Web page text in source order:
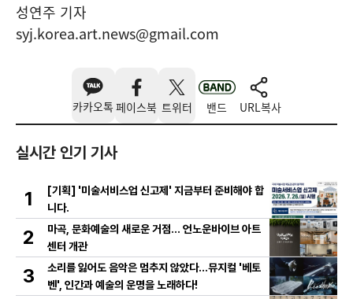
성연주 기자
syj.korea.art.news@gmail.com
카카오톡 페이스북 트위터 밴드 URL복사
실시간 인기 기사
1
[기획] '미술서비스업 신고제' 지금부터 준비해야 합
니다.
2
마곡, 문화예술의 새로운 거점… 언노운바이브 아트
센터 개관
3
소리를 잃어도 음악은 멈추지 않았다…뮤지컬 '베토
벤', 인간과 예술의 운명을 노래하다!